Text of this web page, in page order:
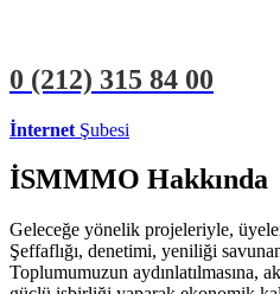
0 (212) 315 84 00
İnternet Şubesi
İSMMMO Hakkında
Geleceğe yönelik projeleriyle,
Şeffaflığı, denetimi, yeniliği
Toplumumuzun aydınlatılmasına,